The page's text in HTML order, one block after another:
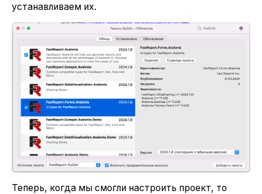
устанавливаем их.
Теперь, когда мы смогли настроить проект, то